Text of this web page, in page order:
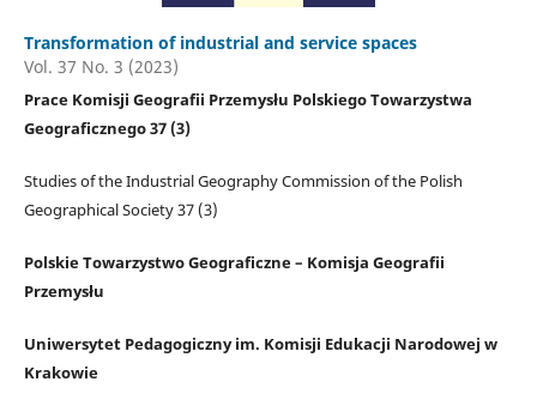
Transformation of industrial and service spaces
Vol. 37 No. 3 (2023)
Prace Komisji Geografii Przemysłu Polskiego Towarzystwa
Geograficznego 37 (3)
Studies of the Industrial Geography Commission of the Polish
Geographical Society 37 (3)
Polskie Towarzystwo Geograficzne – Komisja Geografii
Przemysłu
Uniwersytet Pedagogiczny im. Komisji Edukacji Narodowej w
Krakowie